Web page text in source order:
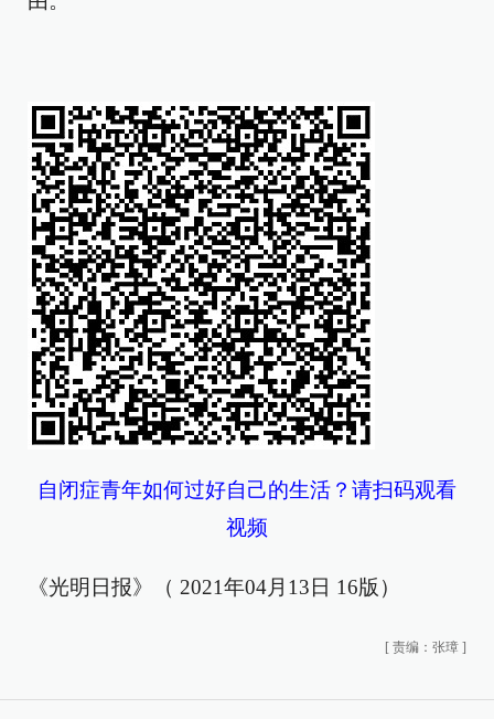
自闭症青年如何过好自己的生活？请扫码观看
视频
《光明日报》（ 2021年04月13日 16版）
[ 责编：张璋 ]